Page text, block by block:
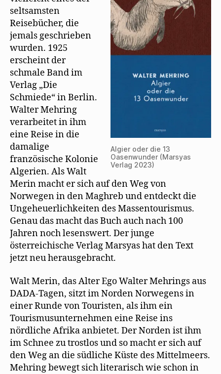
Algier oder die 13
Oasenwunder (Marsyas
Verlag 2023)
seltsamsten
Reisebücher, die
jemals geschrieben
wurden. 1925
erscheint der
schmale Band im
Verlag „Die
Schmiede“ in Berlin.
Walter Mehring
verarbeitet in ihm
eine Reise in die
damalige
französische Kolonie
Algerien. Als Walt
Merin macht er sich auf den Weg von
Norwegen in den Maghreb und entdeckt die
Ungeheuerlichkeiten des Massentourismus.
Genau das macht das Buch auch nach 100
Jahren noch lesenswert. Der junge
österreichische Verlag Marsyas hat den Text
jetzt neu herausgebracht.
Walt Merin, das Alter Ego Walter Mehrings aus
DADA-Tagen, sitzt im Norden Norwegens in
einer Runde von Touristen, als ihm ein
Tourismusunternehmen eine Reise ins
nördliche Afrika anbietet. Der Norden ist ihm
im Schnee zu trostlos und so macht er sich auf
den Weg an die südliche Küste des Mittelmeers.
Mehring bewegt sich literarisch wie schon in